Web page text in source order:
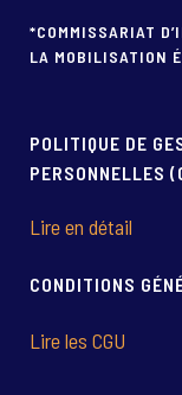
*COMMISSARIAT
LA MOBILISATION
POLITIQUE DE
PERSONNELLES
Lire en détail
CONDITIONS
Lire les CGU